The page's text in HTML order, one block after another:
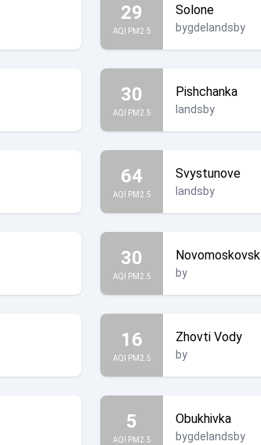
29
AQI PM2.5
Solone
bygdelandsby
30
AQI PM2.5
Pishchanka
landsby
64
AQI PM2.5
Svystunove
landsby
30
AQI PM2.5
Novomoskovsk
by
16
AQI PM2.5
Zhovti Vody
by
5
AQI PM2.5
Obukhivka
bygdelandsby